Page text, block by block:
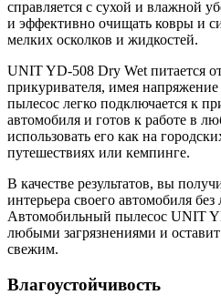
справляется с сухой и влажной
и эффективно очищать ковры и
мелких осколков и жидкостей.
UNIT YD-508 Dry Wet питается
прикуривателя, имея
пылесос легко подключается к
автомобиля и готов к работе в
использовать его как на
путешествиях или кемпинге.
В качестве результатов, вы
интерьера своего автомобиля
Автомобильный пылесос UNIT
любыми загрязнениями и
свежим.
Влагоустойчивость